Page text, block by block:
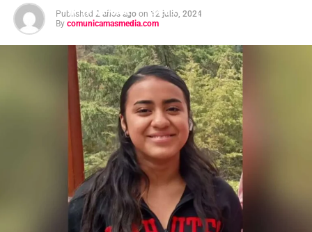
INTERNACIONAL SALUD TENDENCIAS
Published 2 años ago on 12 julio, 2024
By comunicamasmedia.com